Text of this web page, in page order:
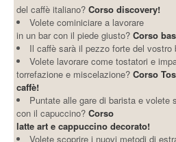
del caffè italiano? Corso discovery!
Volete cominiciare a lavorare
in un bar con il piede giusto? Corso
Il caffè sarà il pezzo forte del
Volete lavorare come tostatori e
torrefazione e miscelazione?Corso
caffè!
Puntate alle gare di barista e volete
con il capuccino?Corso
latte art e cappuccino decorato!
Volete scoprire i nuovi metodi di